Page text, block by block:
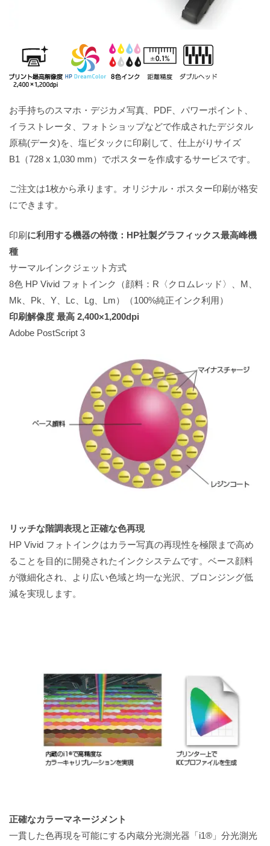
お手持ちのスマホ・デジカメ写真、PDF、パワーポイント、
イラストレータ、フォトショップなどで作成されたデジタル
原稿(データ)を、塩ビタックに印刷して、仕上がりサイズ
B1（728 x 1,030 mm）でポスターを作成するサービスです。
ご注文は1枚から承ります。オリジナル・ポスター印刷が格安
にできます。
印刷 に利用する機器の特徴：HP社製グラフィックス最高峰機
種
サーマルインクジェット方式
8色 HP Vivid フォトインク（顔料：R〈クロムレッド〉、M、
Mk、Pk、Y、Lc、Lg、Lm）（100%純正インク利用）
印刷解像度 最高 2,400×1,200dpi
Adobe PostScript 3
リッチな階調表現と正確な色再現
HP Vivid フォトインクはカラー写真の再現性を極限まで高め
ることを目的に開発されたインクシステムです。ベース顔料
が微細化され、より広い色域と均一な光沢、ブロンジング低
減を実現します。
正確なカラーマネージメント
一貫した色再現を可能にする内蔵分光測光器「i1®」分光測光